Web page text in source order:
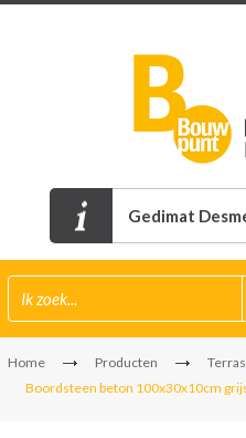
Gedimat
Home Producten
Boordsteen beton 100x30x10cm